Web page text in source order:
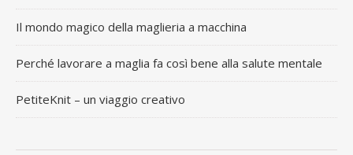
Il mondo magico della maglieria a macchina
Perché lavorare a maglia fa così bene alla salute mentale
PetiteKnit – un viaggio creativo